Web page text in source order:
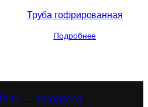
Труба гофрированная
Подробнее